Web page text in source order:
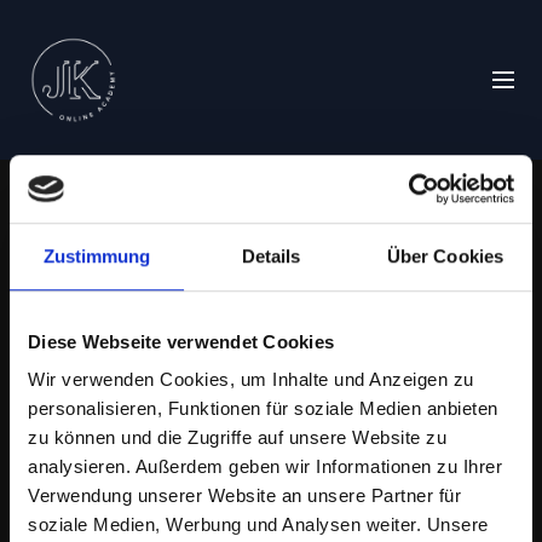
Zustimmung Details Über Cookies
Diese Webseite verwendet Cookies
Wir verwenden Cookies, um Inhalte und Anzeigen zu
personalisieren, Funktionen für soziale Medien anbieten
zu können und die Zugriffe auf unsere Website zu
analysieren. Außerdem geben wir Informationen zu Ihrer
Verwendung unserer Website an unsere Partner für
soziale Medien, Werbung und Analysen weiter. Unsere
Parcours reiten - letzte
Turniervorbereitungen auf dem